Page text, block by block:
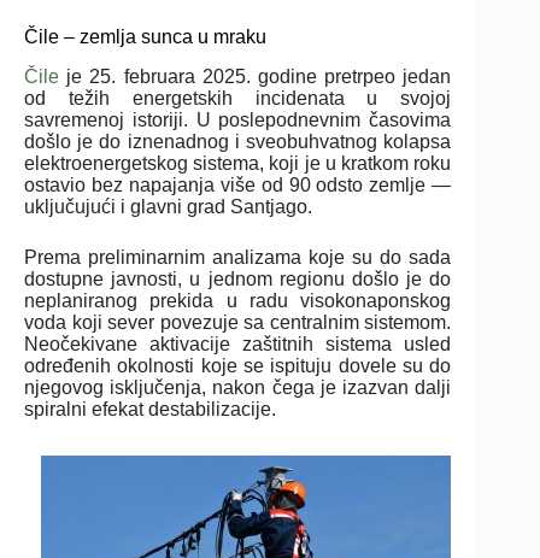
Čile – zemlja sunca u mraku
Čile je 25. februara 2025. godine pretrpeo jedan
od težih energetskih incidenata u svojoj
savremenoj istoriji. U poslepodnevnim časovima
došlo je do iznenadnog i sveobuhvatnog kolapsa
elektroenergetskog sistema, koji je u kratkom roku
ostavio bez napajanja više od 90 odsto zemlje —
uključujući i glavni grad Santjago.
Prema preliminarnim analizama koje su do sada
dostupne javnosti, u jednom regionu došlo je do
neplaniranog prekida u radu visokonaponskog
voda koji sever povezuje sa centralnim sistemom.
Neočekivane aktivacije zaštitnih sistema usled
određenih okolnosti koje se ispituju dovele su do
njegovog isključenja, nakon čega je izazvan dalji
spiralni efekat destabilizacije.